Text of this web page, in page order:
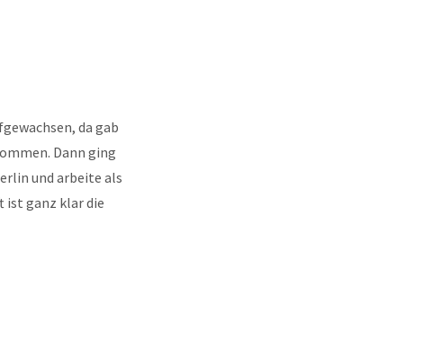
da gab
Dann ging
und arbeite als
ist ganz klar die